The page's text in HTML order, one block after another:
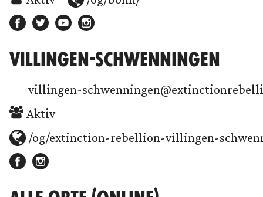
VILLINGEN-SCHWENNINGEN
villingen-
Aktiv
/og/extinction-rebellion-villingen-